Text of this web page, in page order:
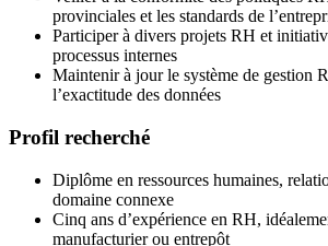
provinciales et les standards de
Participer à divers projets RH et
processus internes
Maintenir à jour le système de gestion
l’exactitude des données
Profil recherché
Diplôme en ressources humaines,
domaine connexe
Cinq ans d’expérience en RH,
manufacturier ou entrepôt